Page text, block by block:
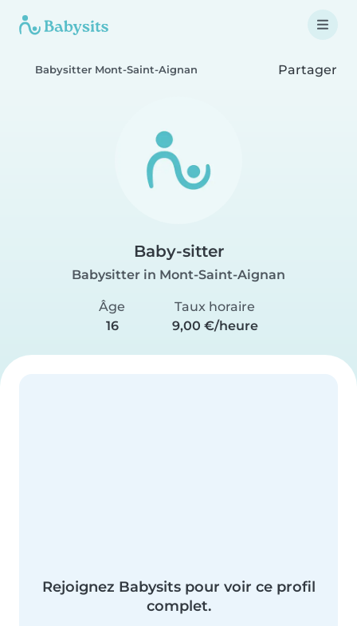
Babysitter Mont-Saint-Aignan Partager
Baby-sitter
Babysitter in Mont-Saint-Aignan
Âge
16
Taux horaire
9,00 €/heure
Rejoignez Babysits pour voir ce profil
complet.